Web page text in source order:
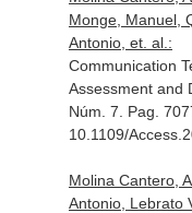
Monge, Manuel,
Antonio, et. al.:
Communication
Assessment and
Núm. 7. Pag.
10.1109/
Molina Cantero,
Antonio, Lebrato